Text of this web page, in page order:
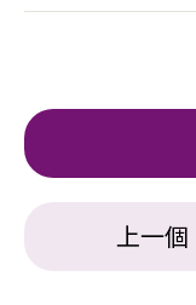
上一個